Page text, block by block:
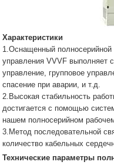
Характеристики
1.Оснащенный
управления VVVF выполняет
управление, групповое
спасение при аварии, и т.д.
2.Высокая стабильность
достигается с помощью
нашем полносерийном
3.Метод последовательной
количество кабельных
Технические параметры